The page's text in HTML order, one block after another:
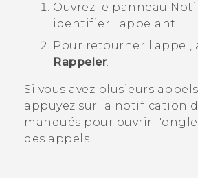
Ouvrez le panneau
identifier l'appelant.
Pour retourner l'appel,
Rappeler.
Si vous avez plusieurs
appuyez sur la notification
manqués pour ouvrir
des appels.